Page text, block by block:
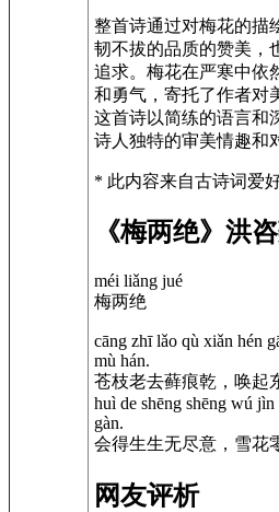
整首诗通过对梅花的描
韧不拔的品质的赞美，
追求。梅花在严寒中依
和勇气，寄托了作者对
这首诗以简练的语言和
诗人独特的审美情趣和
* 此内容来自古诗词爱
《梅两绝》洪
méi liǎng jué
梅两绝
cāng zhī lǎo qù xiǎn hén
mù hán.
苍枝老去藓痕乾，唤起
huì de shēng shēng wú
gàn.
会得生生无尽意，雪花
网友评析